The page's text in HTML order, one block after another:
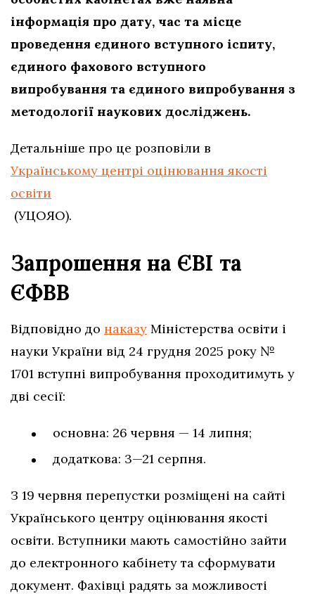
інформація про дату, час та місце
проведення єдиного вступного іспиту,
єдиного фахового вступного
випробування та єдиного випробування з
методології наукових досліджень.
Детальніше про це розповіли в
Українському центрі оцінювання якості
освіти
(УЦОЯО).
Запрошення на ЄВІ та
ЄФВВ
Відповідно до наказу Міністерства освіти і
науки України від 24 грудня 2025 року №
1701 вступні випробування проходитимуть у
дві сесії:
основна: 26 червня — 14 липня;
додаткова: 3—21 серпня.
З 19 червня перепустки розміщені на сайті
Українського центру оцінювання якості
освіти. Вступники мають самостійно зайти
до електронного кабінету та сформувати
документ. Фахівці радять за можливості